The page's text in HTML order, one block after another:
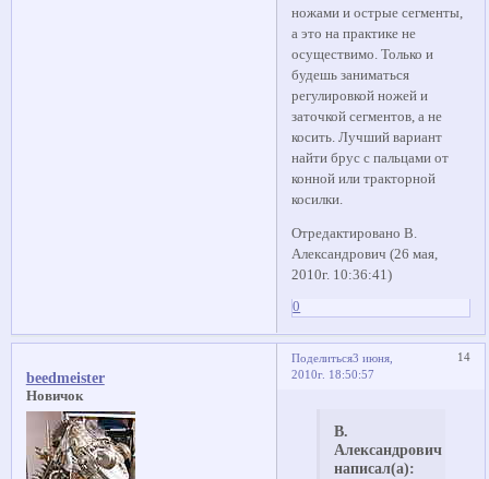
ножами и острые сегменты,
а это на практике не
осуществимо. Только и
будешь заниматься
регулировкой ножей и
заточкой сегментов, а не
косить. Лучший вариант
найти брус с пальцами от
конной или тракторной
косилки.
Отредактировано В.
Александрович (26 мая,
2010г. 10:36:41)
0
Поделиться 14
3 июня,
2010г. 18:50:57
beedmeister
Новичок
В.
Александрович
написал(а):